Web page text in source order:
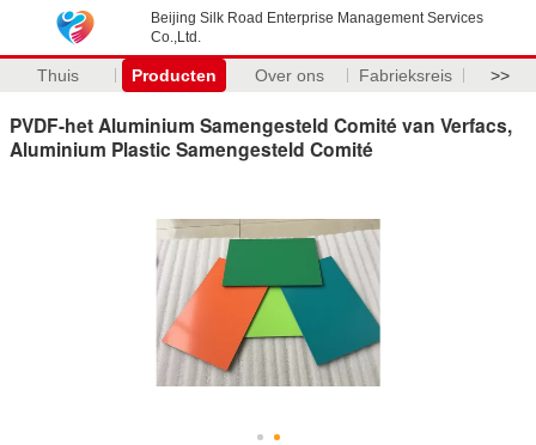
Beijing Silk Road Enterprise Management Services
Co.,Ltd.
Thuis Producten Over ons Fabrieksreis >>
PVDF-het Aluminium Samengesteld Comité van Verfacs,
Aluminium Plastic Samengesteld Comité